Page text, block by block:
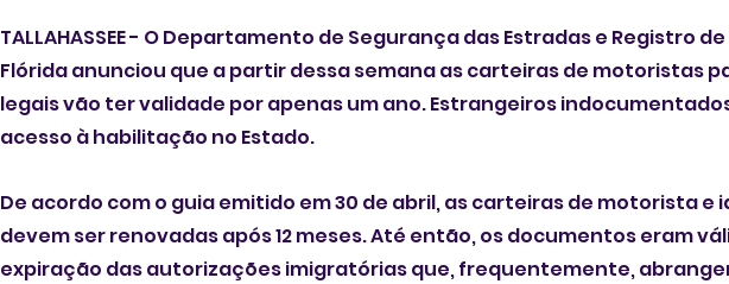
TALLAHASSEE - O Departamento de Segurança das Estradas e Registro
Flórida anunciou que a partir dessa semana as carteiras de motoristas
legais vão ter validade por apenas um ano. Estrangeiros
acesso à habilitação no Estado.
De acordo com o guia emitido em 30 de abril, as carteiras de motorista e
devem ser renovadas após 12 meses. Até então, os documentos eram
expiração das autorizações imigratórias que, frequentemente,